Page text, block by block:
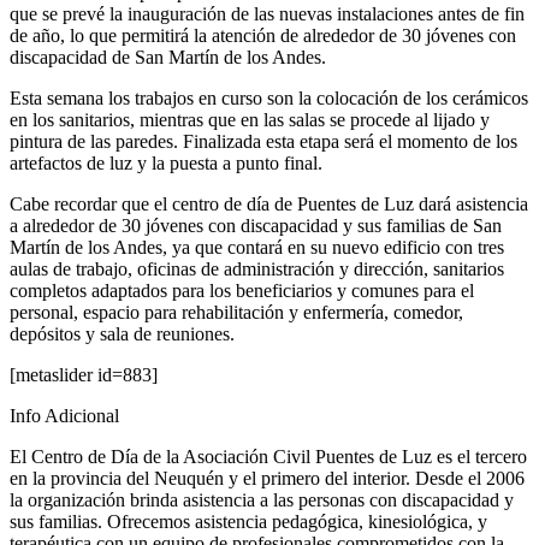
que se prevé la inauguración de las nuevas instalaciones antes de fin
de año, lo que permitirá la atención de alrededor de 30 jóvenes con
discapacidad de San Martín de los Andes.
Esta semana los trabajos en curso son la colocación de los cerámicos
en los sanitarios, mientras que en las salas se procede al lijado y
pintura de las paredes. Finalizada esta etapa será el momento de los
artefactos de luz y la puesta a punto final.
Cabe recordar que el centro de día de Puentes de Luz dará asistencia
a alrededor de 30 jóvenes con discapacidad y sus familias de San
Martín de los Andes, ya que contará en su nuevo edificio con tres
aulas de trabajo, oficinas de administración y dirección, sanitarios
completos adaptados para los beneficiarios y comunes para el
personal, espacio para rehabilitación y enfermería, comedor,
depósitos y sala de reuniones.
[metaslider id=883]
Info Adicional
El Centro de Día de la Asociación Civil Puentes de Luz es el tercero
en la provincia del Neuquén y el primero del interior. Desde el 2006
la organización brinda asistencia a las personas con discapacidad y
sus familias. Ofrecemos asistencia pedagógica, kinesiológica, y